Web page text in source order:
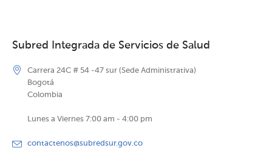
Subred Integrada de Servicios de Salud
Carrera 24C # 54 -47 sur (Sede Administrativa)
Bogotá
Colombia
Lunes a Viernes 7:00 am - 4:00 pm
contactenos@subredsur.gov.co